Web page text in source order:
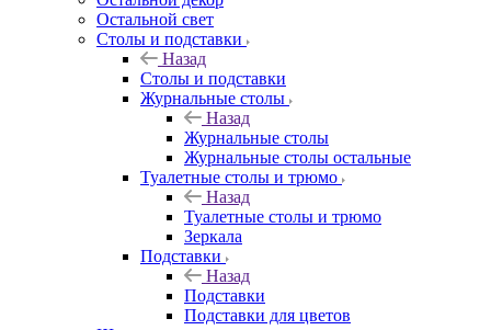
Остальной свет
Столы и подставки
Назад
Столы и подставки
Журнальные столы
Назад
Журнальные столы
Журнальные столы остальные
Туалетные столы и трюмо
Назад
Туалетные столы и трюмо
Зеркала
Подставки
Назад
Подставки
Подставки для цветов